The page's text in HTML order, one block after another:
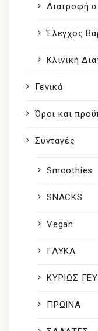
Διατροφή
Έλεγχος
Κλινική
Γενικά
Όροι και
Συνταγές
Smoothies
SNACKS
Vegan
ΓΛΥΚΑ
ΚΥΡΙΩΣ
ΠΡΩΙΝΑ